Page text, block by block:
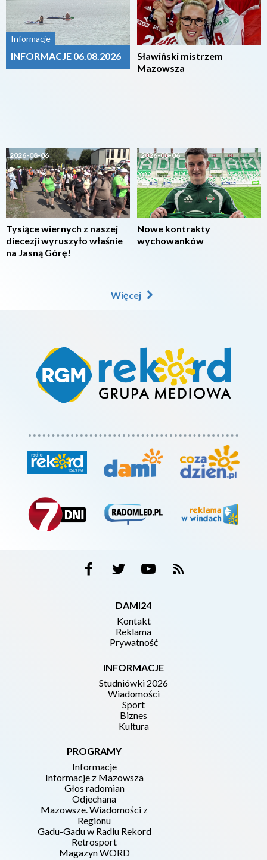
Informacje
INFORMACJE 06.08.2026
2026-08-06
Tysiące wiernych z naszej
diecezji wyruszyło właśnie
na Jasną Górę!
Sławiński mistrzem
Mazowsza
2026-08-06
Nowe kontrakty
wychowanków
Więcej
DAMI24
Kontakt
Reklama
Prywatność
INFORMACJE
Studniówki 2026
Wiadomości
Sport
Biznes
Kultura
PROGRAMY
Informacje
Informacje z Mazowsza
Głos radomian
Odjechana
Mazowsze. Wiadomości z
Regionu
Gadu-Gadu w Radiu Rekord
Retrosport
Magazyn WORD